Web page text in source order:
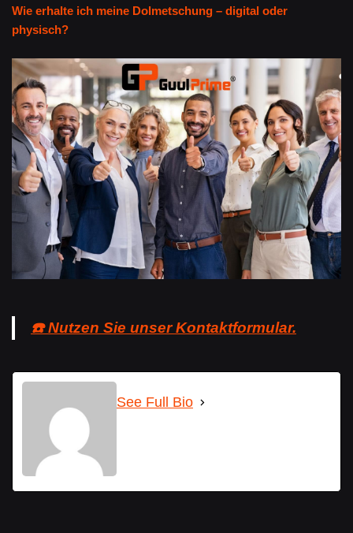
Wie erhalte ich meine Dolmetschung – digital oder
physisch?
☎️ Nutzen Sie unser Kontaktformular.
See Full Bio